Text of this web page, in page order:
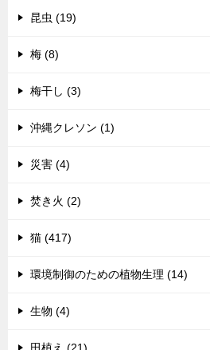
昆虫 (19)
梅 (8)
梅干し (3)
沖縄クレソン (1)
災害 (4)
焚き火 (2)
猫 (417)
環境制御のための植物生理 (14)
生物 (4)